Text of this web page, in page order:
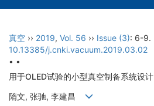
真空 ›› 2019, Vol. 56 ›› Issue (3): 6-9.
10.13385/j.cnki.vacuum.2019.03.02
• •
用于OLED试验的小型真空制备系统设计
隋文, 张驰, 李建昌